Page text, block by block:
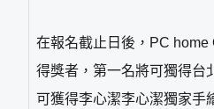
在報名截止日後，PC
得獎者，第一名將可獨得台
可獲得李心潔李心潔獨家手